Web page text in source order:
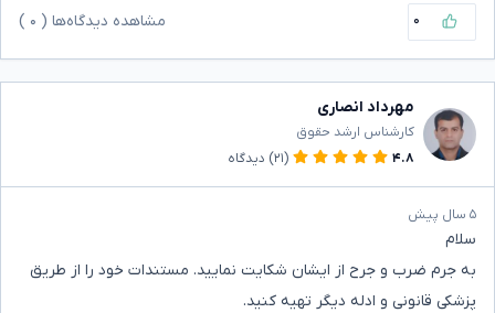
۰ مشاهده دیدگاه‌ها ( ۰
مهرداد انصاری
کارشناس ارشد حقوق
۴.۸
(۲۱) دیدگاه
۵ سال پیش
سلام
به جرم ضرب و جرح از ایشان شکایت نمایید. مستندات خود را از طریق
پزشکی قانونی و ادله دیگر تهیه کنید.